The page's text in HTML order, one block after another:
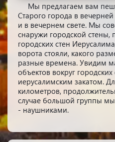
Мы предлагаем вам
Старого города в
и в вечернем свете. Мы
снаружи городской
городских стен
ворота стояли, какого
разные времена. Увидим
объектов вокруг
иерусалимским закатом.
километров,
случае большой группы
- наушниками.